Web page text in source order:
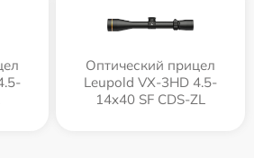
Оптический прицел
Leupold VX-3HD 4.5-
14x40 SF CDS-ZL